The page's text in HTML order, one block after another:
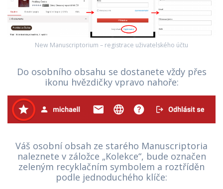
New Manuscriptorium – registrace uživatelského účtu
Do osobního obsahu se dostanete vždy přes
ikonu hvězdičky vpravo nahoře:
Váš osobní obsah ze starého Manuscriptoria
naleznete v záložce „Kolekce“, bude označen
zeleným recyklačním symbolem a roztříděn
podle jednoduchého klíče: